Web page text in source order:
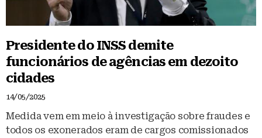
Presidente do INSS demite
funcionários de agências em dezoito
cidades
14/05/2025
Medida vem em meio à investigação sobre fraudes e
todos os exonerados eram de cargos comissionados